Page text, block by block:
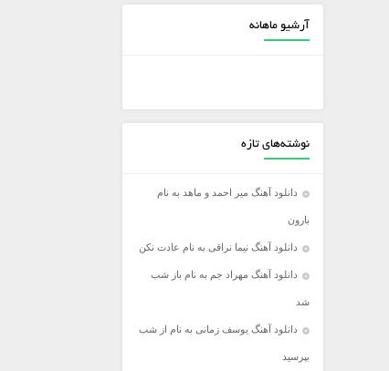
آرشیو ماهانه
نوشته‌های تازه
دانلود آهنگ میر احمد و ماهد به نام
بارون
دانلود آهنگ نیما نراقی به نام عادت نکن
دانلود آهنگ مهراد جم به نام باز شب
شد
دانلود آهنگ یوسف زمانی به نام از شب
بپرسید